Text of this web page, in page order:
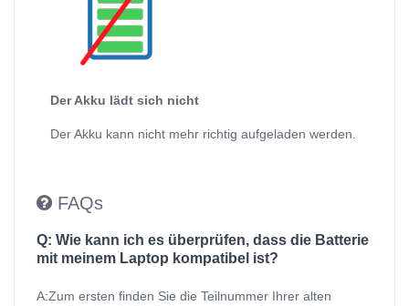
Der Akku lädt sich nicht
Der Akku kann nicht mehr richtig aufgeladen werden.
FAQs
Q: Wie kann ich es überprüfen, dass die Batterie
mit meinem Laptop kompatibel ist?
A:Zum ersten finden Sie die Teilnummer Ihrer alten